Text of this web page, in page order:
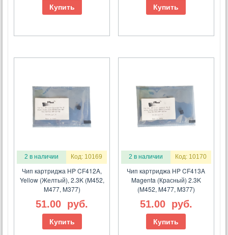
Купить Купить
2 в наличии Код: 10169
Чип картриджа HP CF412A,
Yellow (Желтый), 2.3K (M452,
M477, M377)
51.00 руб.
Купить
2 в наличии Код: 10170
Чип картриджа HP CF413A
Magenta (Красный) 2.3K
(M452, M477, M377)
51.00 руб.
Купить